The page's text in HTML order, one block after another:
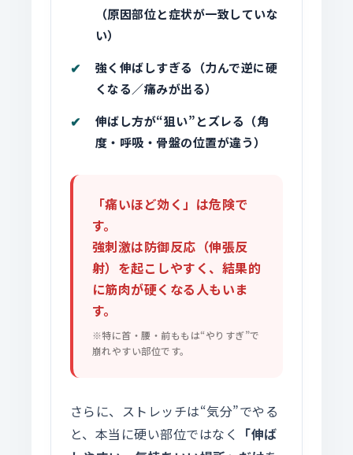
（原因部位と症状が一致していな
い）
強く伸ばしすぎる
（力んで逆に硬
くなる／痛みが出る）
伸ばし方が“狙い”とズレる （角
度・呼吸・骨盤の位置が違う）
「痛いほど効く」は危険で
す。
強刺激は防御反応（伸張反
射）を起こしやすく、結果的
に筋肉が硬くなる人もいま
す。
※特に首・腰・前ももは“やりすぎ”で
崩れやすい部位です。
さらに、ストレッチは“気分”でやる
と、本当に硬い部位ではなく
「伸ば